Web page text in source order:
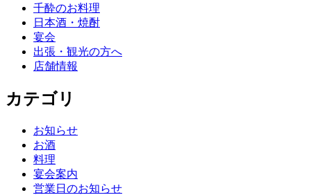
千酔のお料理
日本酒・焼酎
宴会
出張・観光の方へ
店舗情報
カテゴリ
お知らせ
お酒
料理
宴会案内
営業日のお知らせ